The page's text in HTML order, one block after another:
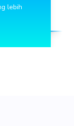
lebih